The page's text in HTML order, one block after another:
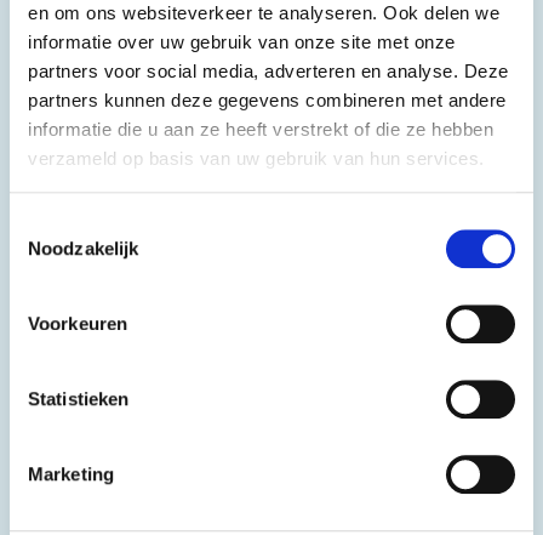
en om ons websiteverkeer te analyseren. Ook delen we
informatie over uw gebruik van onze site met onze
partners voor social media, adverteren en analyse. Deze
partners kunnen deze gegevens combineren met andere
informatie die u aan ze heeft verstrekt of die ze hebben
verzameld op basis van uw gebruik van hun services.
Noodzakelijk
Voorkeuren
Statistieken
Marketing
News
Celebrating 10 Years of .ею
On 1 June 2026, EURid celebrates the 10th anniversary